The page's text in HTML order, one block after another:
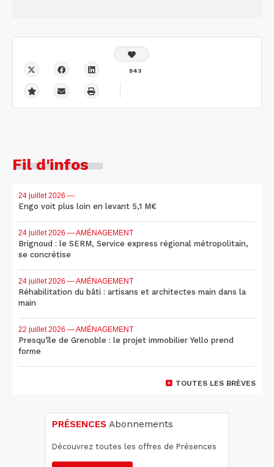
543
Fil d'infos
24 juillet 2026 —
Engo voit plus loin en levant 5,1 M€
24 juillet 2026 — AMÉNAGEMENT
Brignoud : le SERM, Service express régional métropolitain,
se concrétise
24 juillet 2026 — AMÉNAGEMENT
Réhabilitation du bâti : artisans et architectes main dans la
main
22 juillet 2026 — AMÉNAGEMENT
Presqu'île de Grenoble : le projet immobilier Yello prend
forme
TOUTES LES BRÈVES
PRÉSENCES Abonnements
Découvrez toutes les offres de Présences